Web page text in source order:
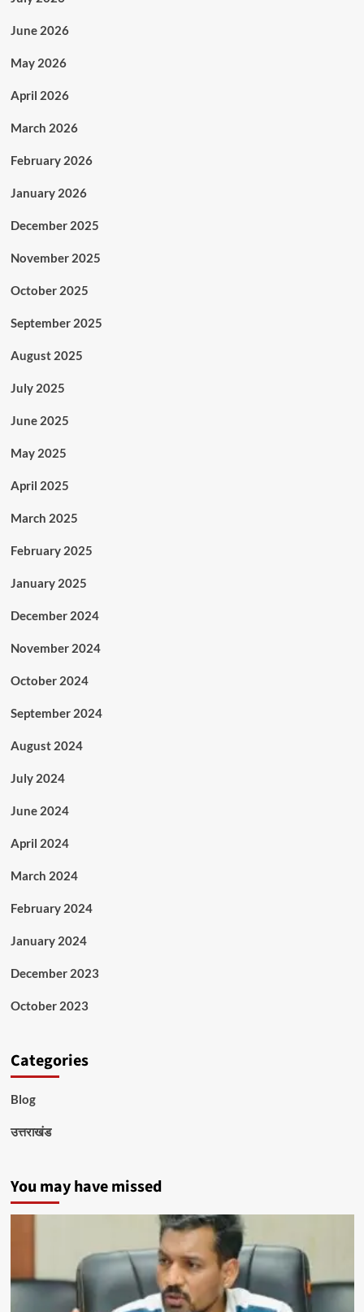
June 2026
May 2026
April 2026
March 2026
February 2026
January 2026
December 2025
November 2025
October 2025
September 2025
August 2025
July 2025
June 2025
May 2025
April 2025
March 2025
February 2025
January 2025
December 2024
November 2024
October 2024
September 2024
August 2024
July 2024
June 2024
April 2024
March 2024
February 2024
January 2024
December 2023
October 2023
Categories
Blog
उत्तराखंड
You may have missed